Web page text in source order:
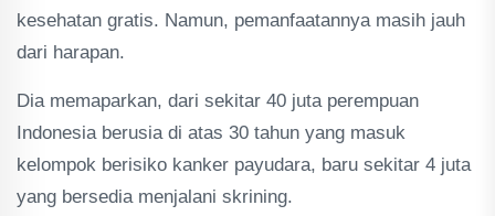
kesehatan gratis. Namun, pemanfaatannya masih jauh
dari harapan.
Dia memaparkan, dari sekitar 40 juta perempuan
Indonesia berusia di atas 30 tahun yang masuk
kelompok berisiko kanker payudara, baru sekitar 4 juta
yang bersedia menjalani skrining.